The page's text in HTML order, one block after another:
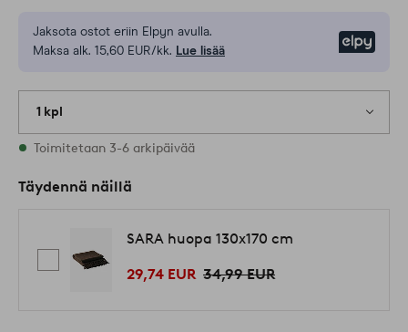
Jaksota ostot eriin Elpyn avulla.
Maksa alk. 15,60 EUR/kk. Lue lisää
1 kpl
Varastossa
Toimitetaan 3-6 arkipäivää
Täydennä näillä
SARA huopa 130x170 cm
29,74 EUR 34,99 EUR